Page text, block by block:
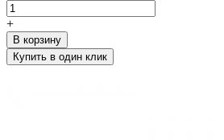
+
В корзину
Купить в один клик